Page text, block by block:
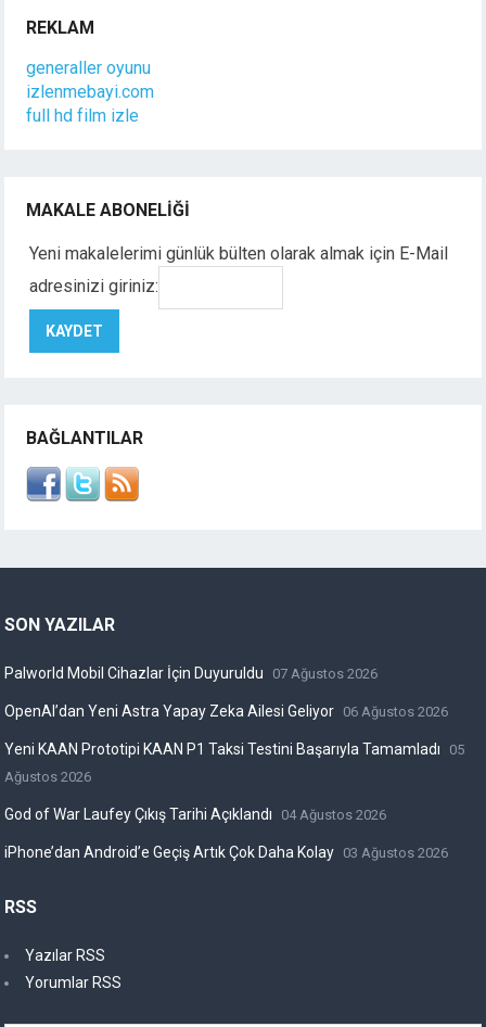
REKLAM
generaller oyunu
izlenmebayi.com
full hd film izle
MAKALE ABONELIĞI
Yeni makalelerimi günlük bülten olarak almak için E-Mail
adresinizi giriniz:
BAĞLANTILAR
SON YAZILAR
Palworld Mobil Cihazlar İçin Duyuruldu 07 Ağustos 2026
OpenAI’dan Yeni Astra Yapay Zeka Ailesi Geliyor 06 Ağustos 2026
Yeni KAAN Prototipi KAAN P1 Taksi Testini Başarıyla Tamamladı
05
Ağustos 2026
God of War Laufey Çıkış Tarihi Açıklandı 04 Ağustos 2026
iPhone’dan Android’e Geçiş Artık Çok Daha Kolay 03 Ağustos 2026
RSS
Yazılar RSS
Yorumlar RSS